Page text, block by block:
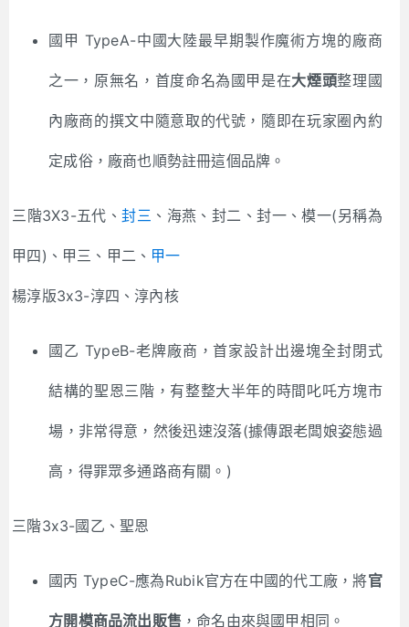
國甲 TypeA-中國大陸最早期製作魔術方塊的廠商
之一，原無名，首度命名為國甲是在大煙頭整理國
內廠商的撰文中隨意取的代號，隨即在玩家圈內約
定成俗，廠商也順勢註冊這個品牌。
三階3X3-五代、封三 、海燕、封二、封一、模一(另稱為
甲四)、甲三、甲二、 甲一
楊淳版3x3-淳四、淳內核
國乙 TypeB-老牌廠商，首家設計出邊塊全封閉式
結構的聖恩三階，有整整大半年的時間叱吒方塊市
場，非常得意，然後迅速沒落(據傳跟老闆娘姿態過
高，得罪眾多通路商有關。)
三階3x3-國乙、聖恩
國丙 TypeC-應為Rubik官方在中國的代工廠，將官
方開模商品流出販售 ，命名由來與國甲相同。